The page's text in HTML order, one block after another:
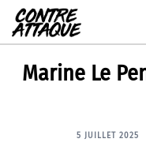
Aller
au
contenu
Marine Le
5 JUILLET 2025